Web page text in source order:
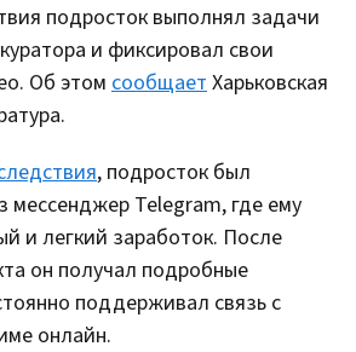
подросток выполнял задачи
и фиксировал свои
Об этом сообщает Харьковская
, подросток был
мессенджер Telegram, где ему
и легкий заработок. После
он получал подробные
поддерживал связь с
онлайн.